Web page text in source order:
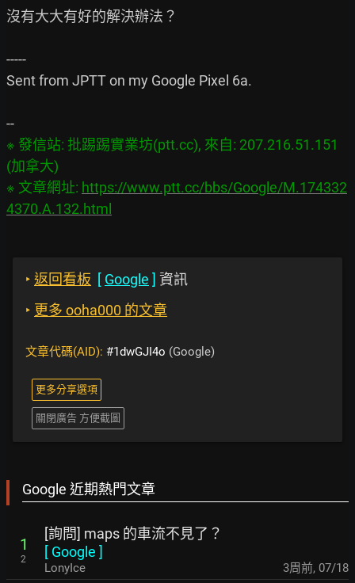
沒有大大有好的解決辦法？
-----
Sent from JPTT on my Google Pixel 6a.
※ 發信站: 批踢踢實業坊(ptt.cc), 來自: 207.216.51.151
(加拿大)
※ 文章網址: https://www.ptt.cc/bbs/Google/M.174332
4370.A.132.html
‣ 返回看板 [ Google ] 資訊
‣ 更多 ooha000 的文章
文章代碼(AID): #1dwGJI4o (Google)
更多分享選項
關閉廣告 方便截圖
Google 近期熱門文章
1
2
[詢問] maps 的車流不見了？
[ Google ]
LonyIce 3周前, 07/18